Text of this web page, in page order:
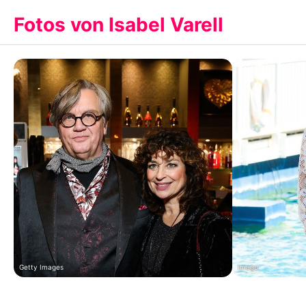
Fotos von Isabel Varell
Getty Images Imago